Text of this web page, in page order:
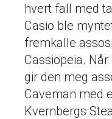
hvert fall med
Casio ble
fremkalle
Cassiopeia.
gir den meg
Caveman med
Kvernbergs